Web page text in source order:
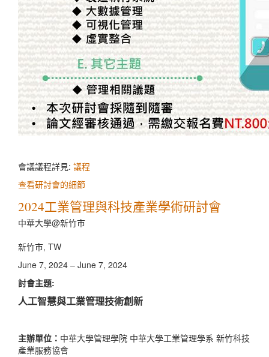
會議議程詳見: 議程
查看研討會的細節
2024工業管理與科技產業學術研討會
中華大學@新竹市
新竹市, TW
June 7, 2024 – June 7, 2024
討會主題:
人工智慧與工業管理技術創新
主辦單位： 中華大學管理學院 中華大學工業管理學系 新竹科技
產業服務協會